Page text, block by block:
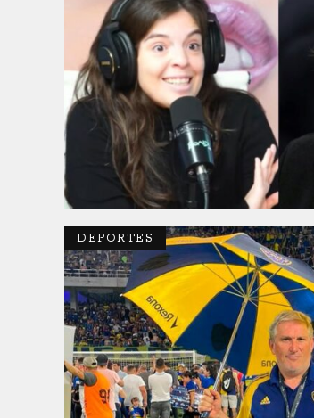
DEPORTES